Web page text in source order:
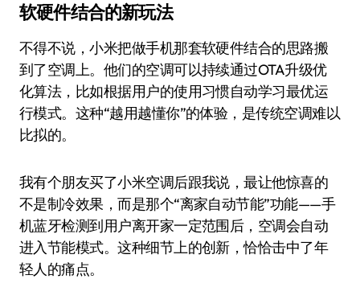
软硬件结合的新玩法
不得不说，小米把做手机那套软硬件结合的思路搬
到了空调上。他们的空调可以持续通过OTA升级优
化算法，比如根据用户的使用习惯自动学习最优运
行模式。这种“越用越懂你”的体验，是传统空调难以
比拟的。
我有个朋友买了小米空调后跟我说，最让他惊喜的
不是制冷效果，而是那个“离家自动节能”功能——手
机蓝牙检测到用户离开家一定范围后，空调会自动
进入节能模式。这种细节上的创新，恰恰击中了年
轻人的痛点。